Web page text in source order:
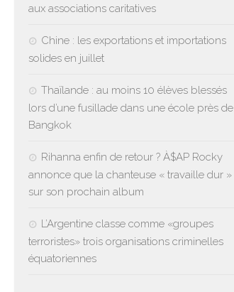
aux associations caritatives
Chine : les exportations et importations
solides en juillet
Thaïlande : au moins 10 élèves blessés
lors d’une fusillade dans une école près de
Bangkok
Rihanna enfin de retour ? À$AP Rocky
annonce que la chanteuse « travaille dur »
sur son prochain album
L’Argentine classe comme «groupes
terroristes» trois organisations criminelles
équatoriennes